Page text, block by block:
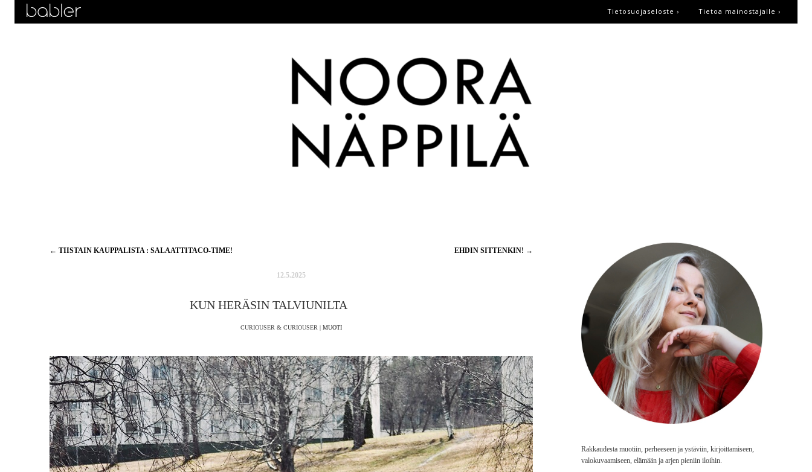
Tietoa mainostajalle ›
Tietosuojaseloste ›
Artikkelien
← TIISTAIN KAUPPALISTA : SALAATTITACO-TIME! EHDIN SITTENKIN! →
12.5.2025
KUN HERÄSIN TALVIUNILTA
CURIOUSER & CURIOUSER | MUOTI
Rakkaudesta muotiin, perheeseen ja ystäviin, kirjoittamiseen,
valokuvaamiseen, elämään ja arjen pieniin iloihin.